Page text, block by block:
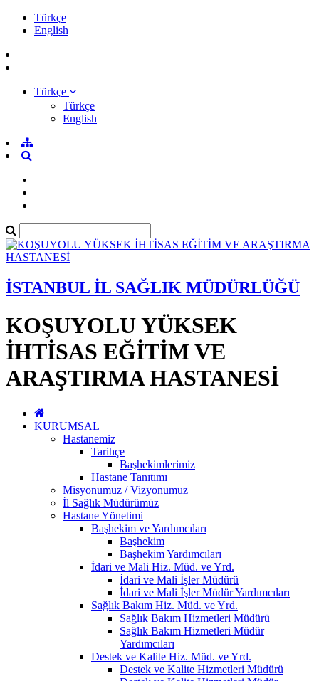
Türkçe
English
Türkçe
Türkçe
English
İSTANBUL İL SAĞLIK MÜDÜRLÜĞÜ
KOŞUYOLU YÜKSEK
İHTİSAS EĞİTİM VE
ARAŞTIRMA HASTANESİ
KURUMSAL
Hastanemiz
Tarihçe
Başhekimlerimiz
Hastane Tanıtımı
Misyonumuz / Vizyonumuz
İl Sağlık Müdürümüz
Hastane Yönetimi
Başhekim ve Yardımcıları
Başhekim
Başhekim Yardımcıları
İdari ve Mali Hiz. Müd. ve Yrd.
İdari ve Mali İşler Müdürü
İdari ve Mali İşler Müdür Yardımcıları
Sağlık Bakım Hiz. Müd. ve Yrd.
Sağlık Bakım Hizmetleri Müdürü
Sağlık Bakım Hizmetleri Müdür
Yardımcıları
Destek ve Kalite Hiz. Müd. ve Yrd.
Destek ve Kalite Hizmetleri Müdürü